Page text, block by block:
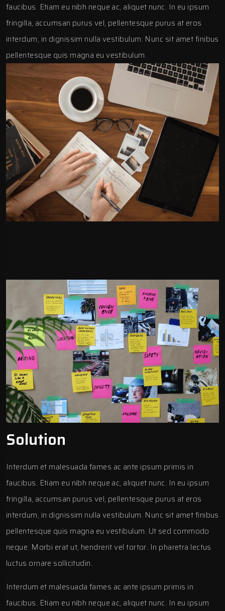
faucibus. Etiam eu nibh neque ac, aliquet nunc. In eu ipsum
fringilla, accumsan purus vel, pellentesque purus at eros
interdum, in dignissim nulla vestibulum. Nunc sit amet finibus
pellentesque quis magna eu vestibulum.
Solution
Interdum et malesuada fames ac ante ipsum primis in
faucibus. Etiam eu nibh neque ac, aliquet nunc. In eu ipsum
fringilla, accumsan purus vel, pellentesque purus at eros
interdum, in dignissim nulla vestibulum. Nunc sit amet finibus
pellentesque quis magna eu vestibulum. Ut sed commodo
neque. Morbi erat ut, hendrerit vel tortor. In pharetra lectus
luctus ornare sollicitudin.
Interdum et malesuada fames ac ante ipsum primis in
faucibus. Etiam eu nibh neque ac, aliquet nunc. In eu ipsum